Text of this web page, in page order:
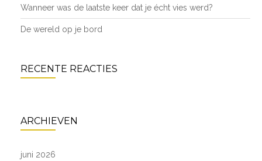
Wanneer was de laatste keer dat je écht vies werd?
De wereld op je bord
RECENTE REACTIES
ARCHIEVEN
juni 2026